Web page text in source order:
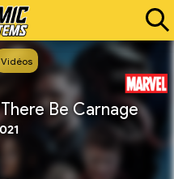
Vidéos
Be Carnage